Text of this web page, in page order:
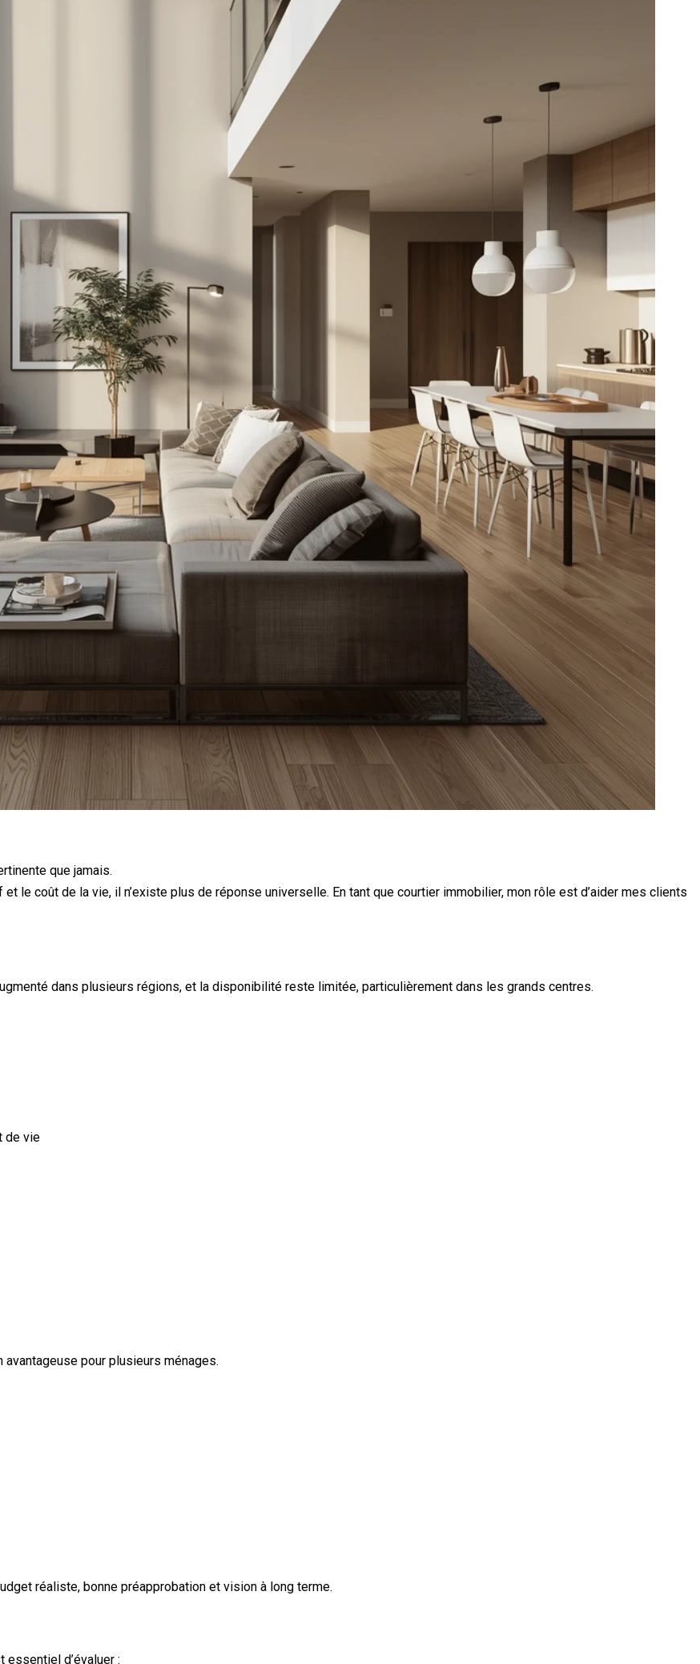
que jamais.
le coût de la vie, il n’existe plus de réponse universelle. En tant que courtier immobilier, mon rôle est d’aider mes clients
dans plusieurs régions, et la disponibilité reste limitée, particulièrement dans les grands centres.
de vie
pour plusieurs ménages.
réaliste, bonne préapprobation et vision à long terme.
d’évaluer :